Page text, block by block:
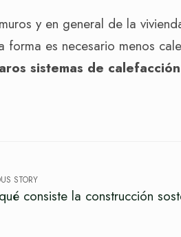
y en general de la
forma es necesario menos
sistemas de
STORY
consiste la construcción